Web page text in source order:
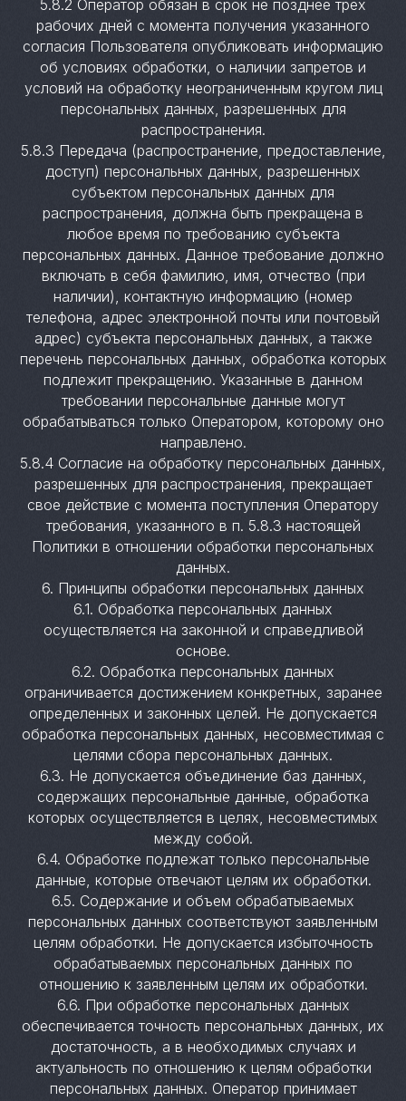
5.8.2 Оператор обязан в срок не позднее трех
рабочих дней с момента получения указанного
согласия Пользователя опубликовать информацию
об условиях обработки, о наличии запретов и
условий на обработку неограниченным кругом лиц
персональных данных, разрешенных для
распространения.
5.8.3 Передача (распространение, предоставление,
доступ) персональных данных, разрешенных
субъектом персональных данных для
распространения, должна быть прекращена в
любое время по требованию субъекта
персональных данных. Данное требование должно
включать в себя фамилию, имя, отчество (при
наличии), контактную информацию (номер
телефона, адрес электронной почты или почтовый
адрес) субъекта персональных данных, а также
перечень персональных данных, обработка которых
подлежит прекращению. Указанные в данном
требовании персональные данные могут
обрабатываться только Оператором, которому оно
направлено.
5.8.4 Согласие на обработку персональных данных,
разрешенных для распространения, прекращает
свое действие с момента поступления Оператору
требования, указанного в п. 5.8.3 настоящей
Политики в отношении обработки персональных
данных.
6. Принципы обработки персональных данных
6.1. Обработка персональных данных
осуществляется на законной и справедливой
основе.
6.2. Обработка персональных данных
ограничивается достижением конкретных, заранее
определенных и законных целей. Не допускается
обработка персональных данных, несовместимая с
целями сбора персональных данных.
6.3. Не допускается объединение баз данных,
содержащих персональные данные, обработка
которых осуществляется в целях, несовместимых
между собой.
6.4. Обработке подлежат только персональные
данные, которые отвечают целям их обработки.
6.5. Содержание и объем обрабатываемых
персональных данных соответствуют заявленным
целям обработки. Не допускается избыточность
обрабатываемых персональных данных по
отношению к заявленным целям их обработки.
6.6. При обработке персональных данных
обеспечивается точность персональных данных, их
достаточность, а в необходимых случаях и
актуальность по отношению к целям обработки
персональных данных. Оператор принимает